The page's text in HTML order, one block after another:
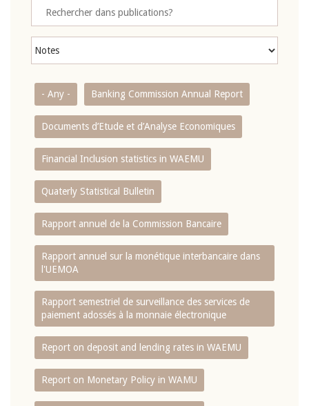
- Any - Banking Commission Annual Report
Documents d’Etude et d’Analyse Economiques
Financial Inclusion statistics in WAEMU
Quaterly Statistical Bulletin
Rapport annuel de la Commission Bancaire
Rapport annuel sur la monétique interbancaire dans
l'UEMOA
Rapport semestriel de surveillance des services de
paiement adossés à la monnaie électronique
Report on deposit and lending rates in WAEMU
Report on Monetary Policy in WAMU